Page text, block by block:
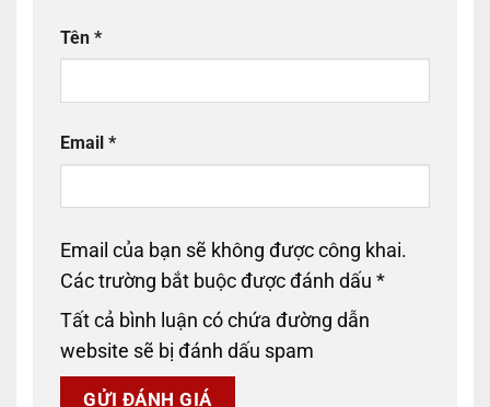
Tên *
Email *
Email của bạn sẽ không được công khai.
Các trường bắt buộc được đánh dấu *
Tất cả bình luận có chứa đường dẫn
website sẽ bị đánh dấu spam